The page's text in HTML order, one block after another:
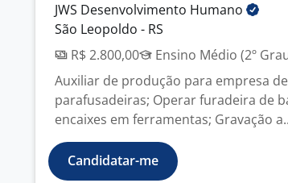
JWS Desenvolvimento Humano
São Leopoldo - RS
R$ 2.800,00
Ensino Médio (2º
Auxiliar de produção para empresa
parafusadeiras; Operar furadeira de
encaixes em ferramentas; Gravação
Candidatar-me